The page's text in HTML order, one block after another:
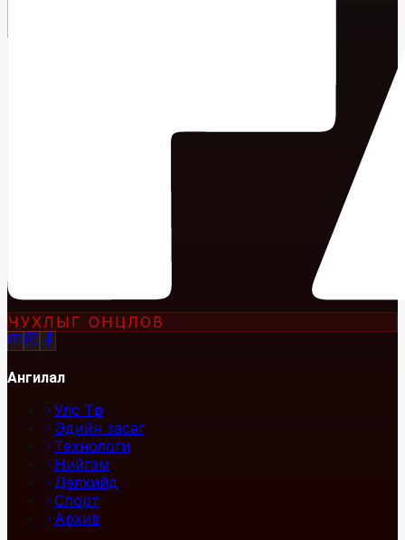
ЧУХЛЫГ ОНЦЛОВ
Ангилал
Улс Төр
Эдийн засаг
Технологи
Нийгэм
Дэлхийд
Спорт
Архив